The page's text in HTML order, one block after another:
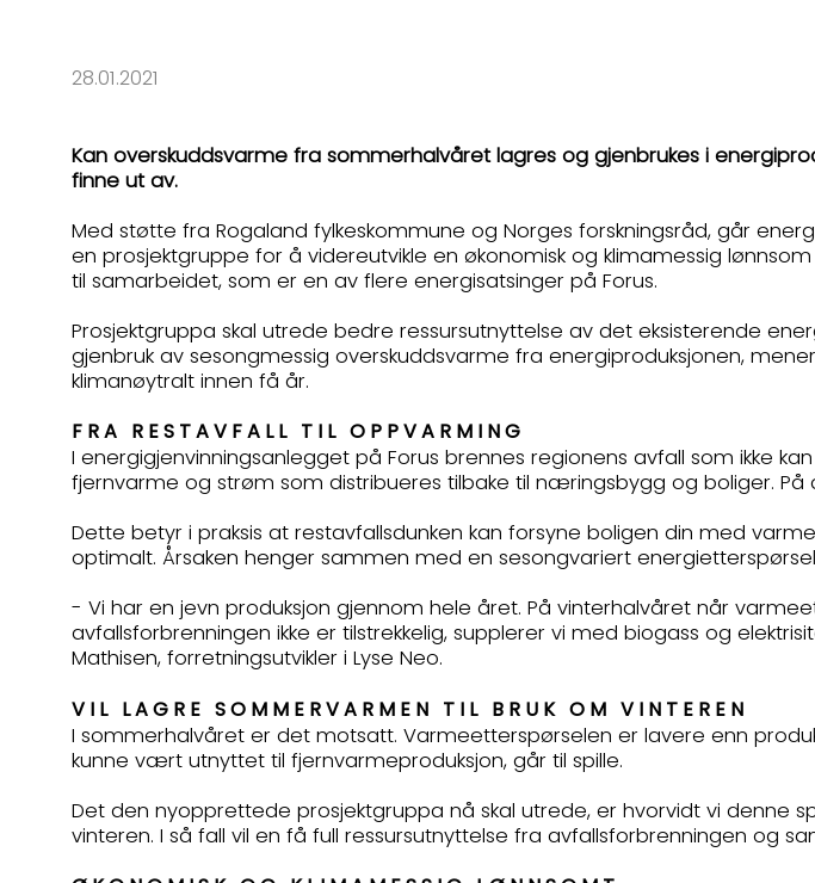
28.01.2021
Kan overskuddsvarme fra sommerhalvåret lagres og gjenbrukes i
finne ut av.
Med støtte fra Rogaland fylkeskommune og Norges forskningsråd, går
en prosjektgruppe for å videreutvikle en økonomisk og klimamessig
til samarbeidet, som er en av flere energisatsinger på Forus.
Prosjektgruppa skal utrede bedre ressursutnyttelse av det eksisterende
gjenbruk av sesongmessig overskuddsvarme fra energiproduksjonen,
klimanøytralt innen få år.
FRA RESTAVFALL TIL OPPVARMING
I energigjenvinningsanlegget på Forus brennes regionens avfall som ikke
fjernvarme og strøm som distribueres tilbake til næringsbygg og boliger.
Dette betyr i praksis at restavfallsdunken kan forsyne boligen din med
optimalt. Årsaken henger sammen med en sesongvariert
- Vi har en jevn produksjon gjennom hele året. På vinterhalvåret når
avfallsforbrenningen ikke er tilstrekkelig, supplerer vi med biogass og
Mathisen, forretningsutvikler i Lyse Neo.
VIL LAGRE SOMMERVARMEN TIL BRUK OM VINTEREN
I sommerhalvåret er det motsatt. Varmeetterspørselen er lavere enn
kunne vært utnyttet til fjernvarmeproduksjon, går til spille.
Det den nyopprettede prosjektgruppa nå skal utrede, er hvorvidt vi denne
vinteren. I så fall vil en få full ressursutnyttelse fra avfallsforbrenningen og